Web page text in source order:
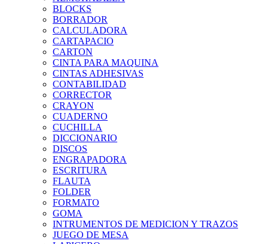
BLOCKS
BORRADOR
CALCULADORA
CARTAPACIO
CARTON
CINTA PARA MAQUINA
CINTAS ADHESIVAS
CONTABILIDAD
CORRECTOR
CRAYON
CUADERNO
CUCHILLA
DICCIONARIO
DISCOS
ENGRAPADORA
ESCRITURA
FLAUTA
FOLDER
FORMATO
GOMA
INTRUMENTOS DE MEDICION Y TRAZOS
JUEGO DE MESA